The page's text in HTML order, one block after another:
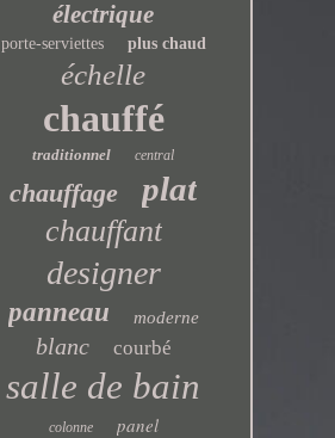
électrique
porte-serviettes plus chaud
échelle
chauffé
traditionnel central
chauffage plat
chauffant
designer
panneau moderne
blanc courbé
salle de bain
colonne panel